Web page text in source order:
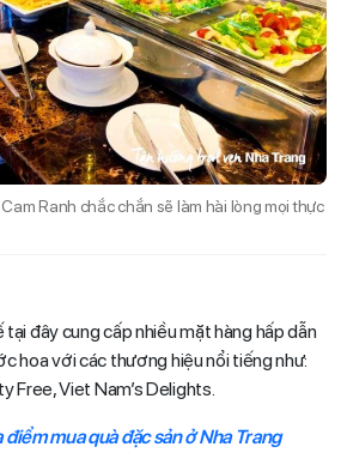
Ranh chắc chắn sẽ làm hài lòng mọi thực
đây cung cấp nhiều mặt hàng hấp dẫn
hoa với các thương hiệu nổi tiếng như:
Free, Viet Nam’s Delights.
điểm mua quà đặc sản ở Nha Trang